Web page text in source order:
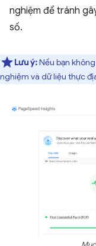
nghiệm để tránh
số.
Lưu ý:Nếu bạn
nghiệm và dữ liệu thực